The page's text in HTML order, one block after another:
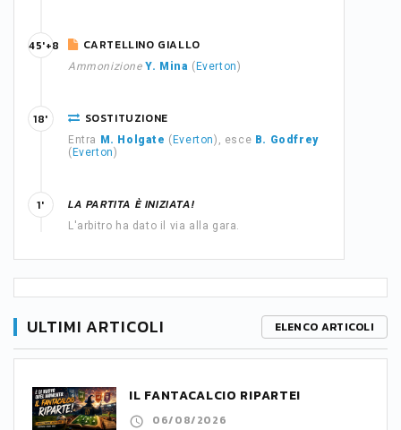
CARTELLINO GIALLO
Ammonizione Y. Mina ( Everton)
45'+8
SOSTITUZIONE
Entra M. Holgate ( Everton), esce B. Godfrey
( Everton)
18'
LA PARTITA È INIZIATA!
L'arbitro ha dato il via alla gara.
1'
ULTIMI ARTICOLI ELENCO ARTICOLI
IL FANTACALCIO RIPARTE!
06/08/2026